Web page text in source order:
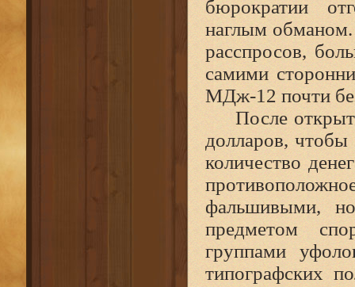
бюрократии
наглым обманом.
расспросов,
самими
МДж‑12 почти
После
долларов, чтобы
количество
фальшивыми,
предметом
группами
типографских